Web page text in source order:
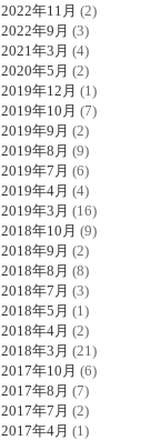
2022年11月 (2)
2022年9月 (3)
2021年3月 (4)
2020年5月 (2)
2019年12月 (1)
2019年10月 (7)
2019年9月 (2)
2019年8月 (9)
2019年7月 (6)
2019年4月 (4)
2019年3月 (16)
2018年10月 (9)
2018年9月 (2)
2018年8月 (8)
2018年7月 (3)
2018年5月 (1)
2018年4月 (2)
2018年3月 (21)
2017年10月 (6)
2017年8月 (7)
2017年7月 (2)
2017年4月 (1)